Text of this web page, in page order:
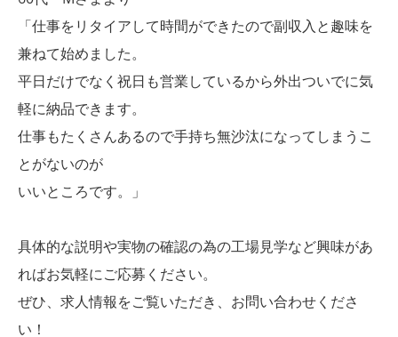
「仕事をリタイアして時間ができたので副収入と趣味を
兼ねて始めました。
平日だけでなく祝日も営業しているから外出ついでに気
軽に納品できます。
仕事もたくさんあるので手持ち無沙汰になってしまうこ
とがないのが
いいところです。」
具体的な説明や実物の確認の為の工場見学など興味があ
ればお気軽にご応募ください。
ぜひ、求人情報をご覧いただき、お問い合わせくださ
い！